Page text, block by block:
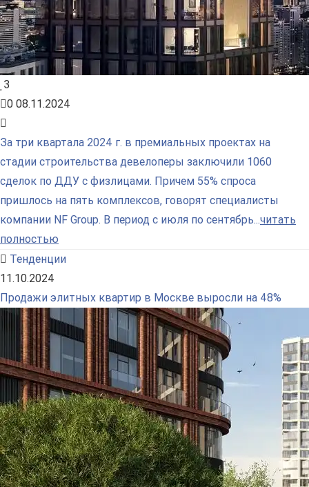
3
0 08.11.2024
За три квартала 2024 г. в премиальных проектах на
стадии строительства девелоперы заключили 1060
сделок по ДДУ с физлицами. Причем 55% спроса
пришлось на пять комплексов, говорят специалисты
компании NF Group. В период с июля по сентябрь...читать
полностью
Тенденции
11.10.2024
Продажи элитных квартир в Москве выросли на 48%